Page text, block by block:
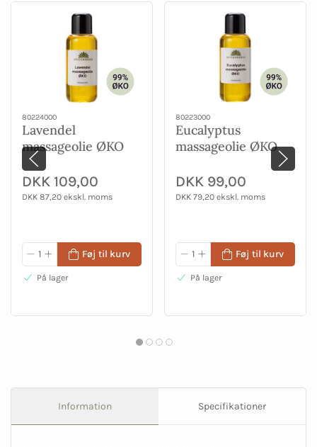
80224000
Lavendel
massageolie ØKO
100 ml
DKK 109,00
DKK 87,20 ekskl. moms
Føj til kurv
På lager
80223000
Eucalyptus
massageolie ØKO
DKK 99,00
DKK 79,20 ekskl. moms
Føj til kurv
På lager
Information Specifikationer